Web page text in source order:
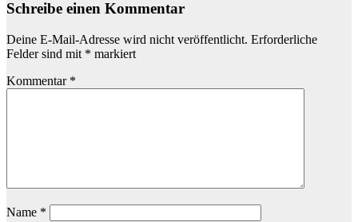
Schreibe einen Kommentar
Deine E-Mail-Adresse wird nicht veröffentlicht. Erforderliche
Felder sind mit * markiert
Kommentar *
Name *